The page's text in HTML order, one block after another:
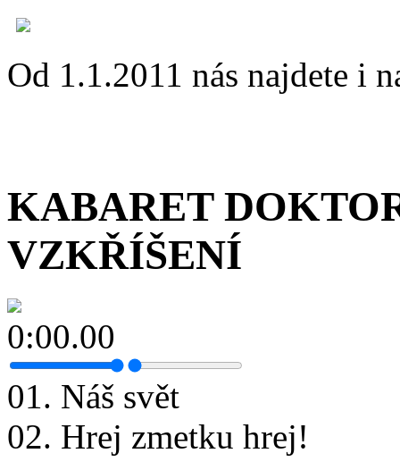
Od 1.1.2011 nás najdete i
KABARET
VZKŘÍŠENÍ
0:00.00
01. Náš svět
02. Hrej zmetku hrej!